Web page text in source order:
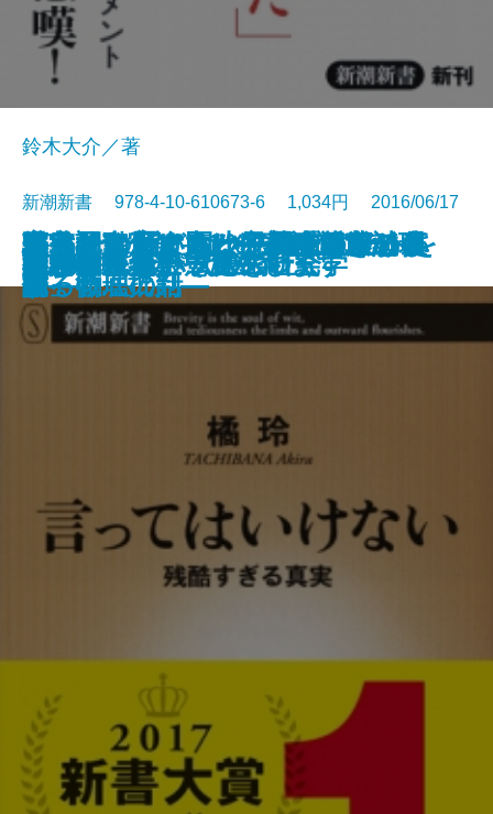
誰も知らない憲法9条
生きてこそ
検索禁止
警察手帳
フィリピンパブ嬢の社会学
ADHDでよかった
フランスはどう少子化を克服した
か
爆発的進化論―1％の奇跡がヒトを
作った―
家裁調査官は見た―家族のしがら
み―
脳が壊れた
鈴木大介／著
新潮新書 978-4-10-610673-6 1,034円 2016/06/17
新書電子書籍あり
言ってはいけない―残酷すぎる真
実―
いい子に育てると犯罪者になりま
す
学者は平気でウソをつく
宇宙を動かす力は何か―日常から
観る物理の話―
がんとの賢い闘い方―「近藤誠理
論」徹底批判―
騙されてたまるか―調査報道の裏
側―
英語の害毒
キラキラネームの大研究
日本の風俗嬢
凶悪犯罪者こそ更生します